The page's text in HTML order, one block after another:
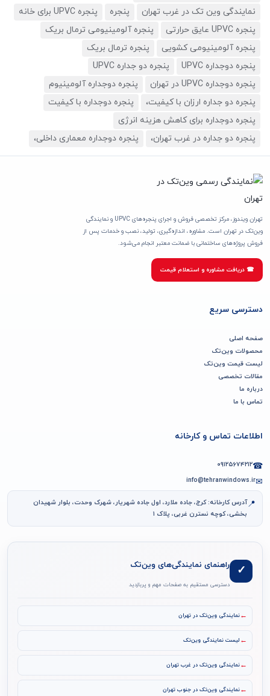
نمایندگی وین تک در غرب تهران
پنجره
پنجره UPVC برای خانه
پنجره UPVC عایق حرارتی
پنجره آلومینیومی ترمال بریک
پنجره آلومینیومی کشویی
پنجره ترمال بریک
پنجره دوجداره UPVC
پنجره دو جداره UPVC
پنجره دوجداره UPVC در تهران
پنجره دوجداره آلومینیوم
پنجره دو جداره ارزان با کیفیت،
پنجره دوجداره با کیفیت
پنجره دوجداره برای کاهش هزینه انرژی
پنجره دو جداره در غرب تهران،
پنجره دوجداره معماری داخلی،
تهران ویندوز، مرکز تخصصی فروش و اجرای پنجره‌های UPVC و نمایندگی
وین‌تک در تهران است. مشاوره، اندازه‌گیری، تولید، نصب و خدمات پس از
فروش پروژه‌های ساختمانی با ضمانت معتبر انجام می‌شود.
☎ دریافت مشاوره و استعلام قیمت
دسترسی سریع
صفحه اصلی
محصولات وین‌تک
لیست قیمت وین‌تک
مقالات تخصصی
درباره ما
تماس با ما
اطلاعات تماس و کارخانه
☎۰۹۱۲۵۶۷۴۲۱۲
✉
info@tehranwindows.ir
📍آدرس کارخانه: کرج، جاده ملارد، اول جاده شهریار، شهرک وحدت، بلوار شهیدان
بخشی، کوچه نسترن غربی، پلاک ۱
✓ راهنمای نمایندگی‌های وین‌تک
دسترسی مستقیم به صفحات مهم و پربازدید
←نمایندگی وین‌تک در تهران
← لیست نمایندگی وین‌تک
←نمایندگی وین‌تک در غرب تهران
←نمایندگی وین‌تک در جنوب تهران